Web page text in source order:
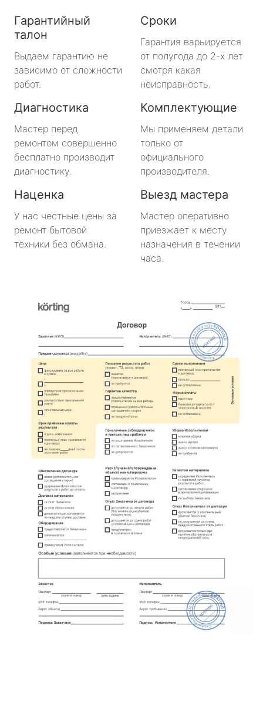
Гарантийный
талон
Выдаем гарантию не
зависимо от сложности
работ.
Сроки
Гарантия варьируется
от полугода до 2-х лет
смотря какая
неисправность.
Диагностика
Мастер перед
ремонтом совершенно
бесплатно производит
диагностику.
Комплектующие
Мы применяем детали
только от
официального
производителя.
Наценка
У нас честные цены за
ремонт бытовой
техники без обмана.
Выезд мастера
Мастер оперативно
приезжает к месту
назначения в течении
часа.